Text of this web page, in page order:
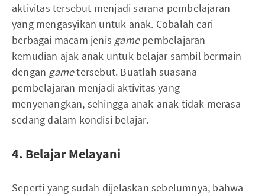
aktivitas tersebut menjadi sarana pembelajaran
yang mengasyikan untuk anak. Cobalah cari
berbagai macam jenis gamepembelajaran
kemudian ajak anak untuk belajar sambil bermain
dengan gametersebut. Buatlah suasana
pembelajaran menjadi aktivitas yang
menyenangkan, sehingga anak-anak tidak merasa
sedang dalam kondisi belajar.
4. Belajar Melayani
Seperti yang sudah dijelaskan sebelumnya, bahwa